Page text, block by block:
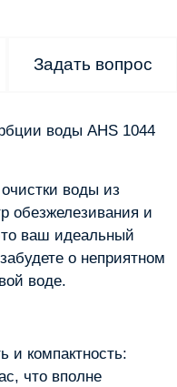
Задать вопрос
воды AHS 1044
воды из
обезжелезивания и
ваш идеальный
о неприятном
воде.
и компактность:
что вполне